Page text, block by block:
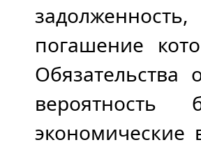
погашение
Обязательства
вероятность
экономические